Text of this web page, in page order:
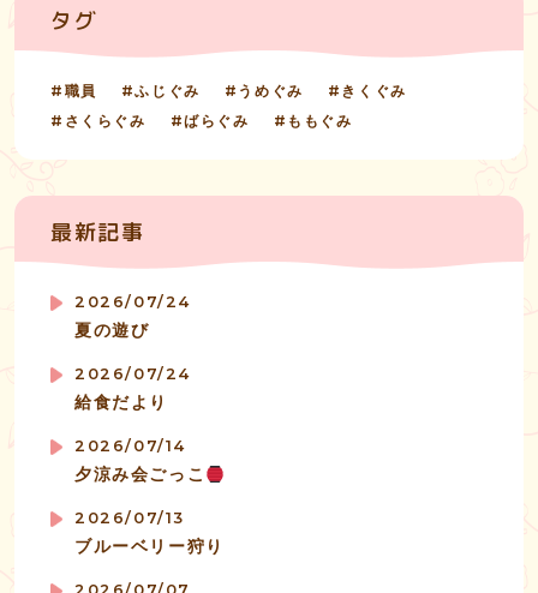
タグ
職員 ふじぐみ うめぐみ
きくぐみ
さくらぐみ
ばらぐみ ももぐみ
最新記事
2026/07/24
夏の遊び
2026/07/24
給食だより
2026/07/14
夕涼み会ごっこ
2026/07/13
ブルーベリー狩り